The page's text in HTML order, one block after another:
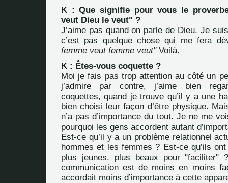
K : Que signifie pour vous le
veut Dieu le veut" ?
J’aime pas quand on parle de Dieu. Je
c’est pas quelque chose qui me fera
femme veut femme veut"Voilà.
K : Êtes-vous coquette ?
Moi je fais pas trop attention au côté un
j’admire par contre, j’aime bien
coquettes, quand je trouve qu’il y a une
bien choisi leur façon d’être physique.
n’a pas d’importance du tout. Je ne me
pourquoi les gens accordent autant
Est-ce qu’il y a un problème relationnel
hommes et les femmes ? Est-ce qu’ils
plus jeunes, plus beaux pour "faciliter"
communication est de moins en moins
accordait moins d’importance à cette